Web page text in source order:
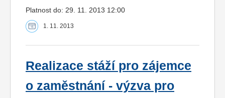
Platnost do: 29. 11. 2013 12:00
1. 11. 2013
Realizace stáží pro zájemce
o zaměstnání - výzva pro